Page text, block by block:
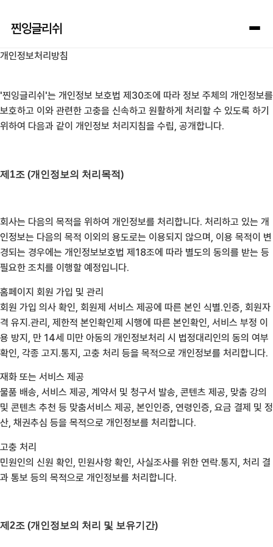
찐잉글리쉬
개인정보처리방침
'찐잉글리쉬'는 개인정보 보호법 제30조에 따라 정보 주체의 개인정보를
보호하고 이와 관련한 고충을 신속하고 원활하게 처리할 수 있도록 하기
위하여 다음과 같이 개인정보 처리지침을 수립, 공개합니다.
제1조 (개인정보의 처리목적)
회사는 다음의 목적을 위하여 개인정보를 처리합니다. 처리하고 있는 개
인정보는 다음의 목적 이외의 용도로는 이용되지 않으며, 이용 목적이 변
경되는 경우에는 개인정보보호법 제18조에 따라 별도의 동의를 받는 등
필요한 조치를 이행할 예정입니다.
홈페이지 회원 가입 및 관리
회원 가입 의사 확인, 회원제 서비스 제공에 따른 본인 식별․인증, 회원자
격 유지․관리, 제한적 본인확인제 시행에 따른 본인확인, 서비스 부정 이
용 방지, 만 14세 미만 아동의 개인정보처리 시 법정대리인의 동의 여부
확인, 각종 고지․통지, 고충 처리 등을 목적으로 개인정보를 처리합니다.
재화 또는 서비스 제공
물품 배송, 서비스 제공, 계약서 및 청구서 발송, 콘텐츠 제공, 맞춤 강의
및 콘텐츠 추천 등 맞춤서비스 제공, 본인인증, 연령인증, 요금 결제 및 정
산, 채권추심 등을 목적으로 개인정보를 처리합니다.
고충 처리
민원인의 신원 확인, 민원사항 확인, 사실조사를 위한 연락․통지, 처리 결
과 통보 등의 목적으로 개인정보를 처리합니다.
제2조 (개인정보의 처리 및 보유기간)